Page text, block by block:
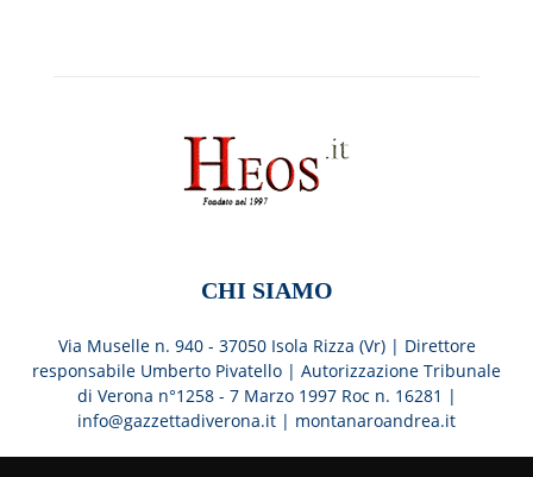
CHI SIAMO
Via Muselle n. 940 - 37050 Isola Rizza (Vr) | Direttore
responsabile Umberto Pivatello | Autorizzazione Tribunale
di Verona n°1258 - 7 Marzo 1997 Roc n. 16281 |
info@gazzettadiverona.it | montanaroandrea.it